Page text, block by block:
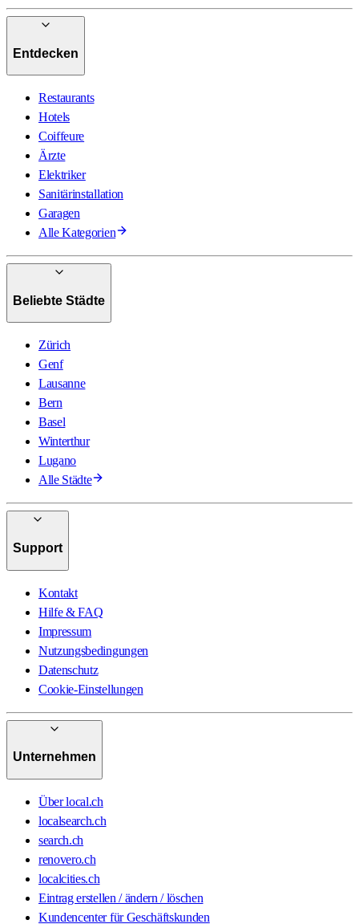
Entdecken
Restaurants
Hotels
Coiffeure
Ärzte
Elektriker
Sanitärinstallation
Garagen
Alle Kategorien
Beliebte Städte
Zürich
Genf
Lausanne
Bern
Basel
Winterthur
Lugano
Alle Städte
Support
Kontakt
Hilfe & FAQ
Impressum
Nutzungsbedingungen
Datenschutz
Cookie-Einstellungen
Unternehmen
Über local.ch
localsearch.ch
search.ch
renovero.ch
localcities.ch
Eintrag erstellen / ändern / löschen
Kundencenter für Geschäftskunden